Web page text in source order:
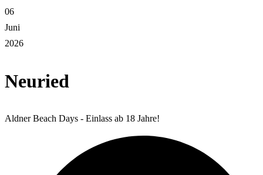
06
Juni
2026
Neuried
Aldner Beach Days - Einlass ab 18 Jahre!